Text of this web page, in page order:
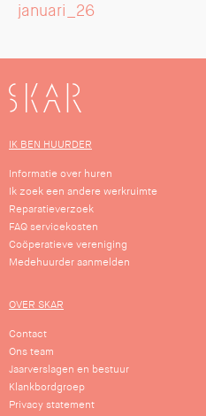
januari_26
SKAR
IK BEN HUURDER
Informatie over huren
Ik zoek een andere werkruimte
Reparatieverzoek
FAQ servicekosten
Coöperatieve vereniging
Medehuurder aanmelden
OVER SKAR
Contact
Ons team
Jaarverslagen en bestuur
Klankbordgroep
Privacy statement